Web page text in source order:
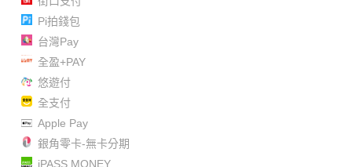
Pi拍錢包
台灣Pay
全盈+PAY
悠遊付
全支付
Apple Pay
銀角零卡-無卡分期
iPASS MONEY